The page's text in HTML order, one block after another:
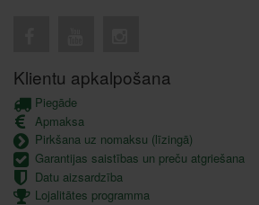
Klientu apkalpošana
Piegāde
Apmaksa
Pirkšana uz nomaksu (līzingā)
Garantijas saistības un preču atgriešana
Datu aizsardzība
Lojalitātes programma